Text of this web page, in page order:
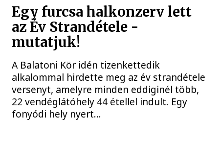
Egy furcsa halkonzerv lett
az Év Strandétele -
mutatjuk!
A Balatoni Kör idén tizenkettedik
alkalommal hirdette meg az év strandétele
versenyt, amelyre minden eddiginél több,
22 vendéglátóhely 44 étellel indult. Egy
fonyódi hely nyert...